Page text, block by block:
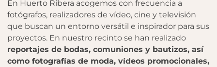
En Huerto Ribera acogemos con frecuencia a
fotógrafos, realizadores de vídeo, cine y televisión
que buscan un entorno versátil e inspirador para sus
proyectos. En nuestro recinto se han realizado
reportajes de bodas, comuniones y bautizos, así
como fotografías de moda, vídeos promocionales,